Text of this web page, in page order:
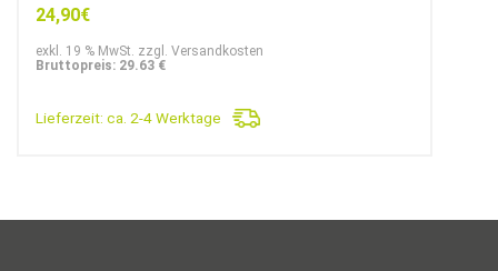
24,90€
exkl. 19 % MwSt. zzgl. Versandkosten
Bruttopreis: 29.63 €
Lieferzeit: ca. 2-4 Werktage